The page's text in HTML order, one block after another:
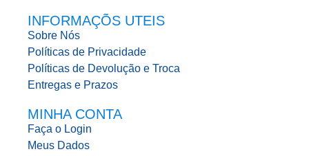
INFORMAÇÕS UTEIS
Sobre Nós
Políticas de Privacidade
Políticas de Devolução e Troca
Entregas e Prazos
MINHA CONTA
Faça o Login
Meus Dados